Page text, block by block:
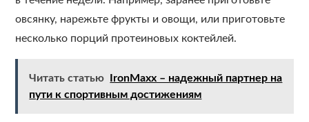
овсянку, нарежьте фрукты и овощи, или приготовьте
несколько порций протеиновых коктейлей.
Читать статью
IronMaxx – надежный партнер на
пути к спортивным достижениям